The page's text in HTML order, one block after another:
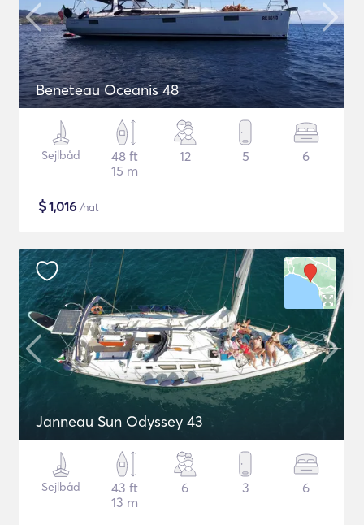
Beneteau Oceanis 48
Sejlbåd
48 ft
15 m
12 5 6
$1,016 /nat
Janneau Sun Odyssey 43
Sejlbåd
43 ft
13 m
6 3 6